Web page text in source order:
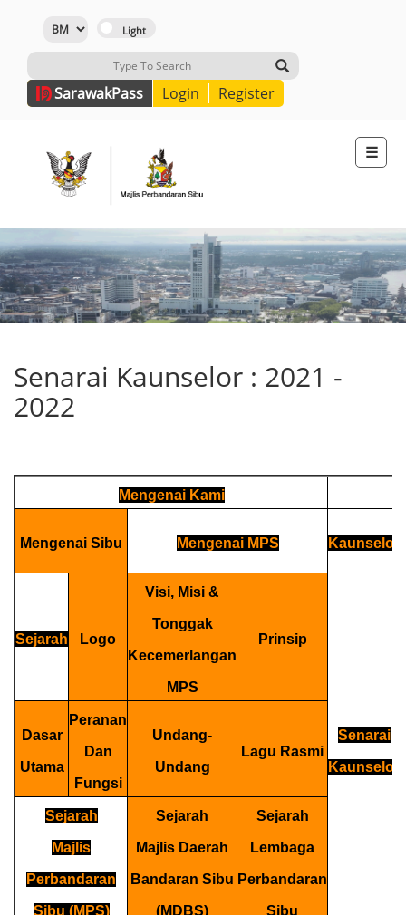
SarawakPass Login Register
☰
Senarai Kaunselor : 2021 -
2022
Mengenai Kami
Mengenai Sibu Mengenai MPS
Kaunselor
Sejarah Logo
Visi, Misi &
Tonggak
Kecemerlangan
MPS
Prinsip
Senarai
Kaunselor
Dasar
Utama
Peranan
Dan
Fungsi
Undang-
Undang
Lagu Rasmi
Sejarah
Majlis
Perbandaran
Sibu (MPS)
Sejarah
Majlis Daerah
Bandaran Sibu
(MDBS)
Sejarah
Lembaga
Perbandaran
Sibu